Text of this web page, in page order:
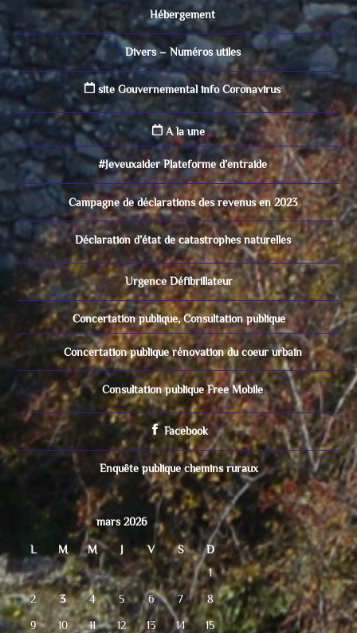
Hébergement
Divers – Numéros utiles
site Gouvernemental info Coronavirus
A la une
#Jeveuxaider Plateforme d’entraide
Campagne de déclarations des revenus en 2023
Déclaration d’état de catastrophes naturelles
Urgence Défibrillateur
Concertation publique, Consultation publique
Concertation publique rénovation du coeur urbain
Consultation publique Free Mobile
Facebook
Enquête publique chemins ruraux
mars 2026
L M M J V S
D
1
2 3 4 5 6 7 8
9 10 11 12 13 14 15